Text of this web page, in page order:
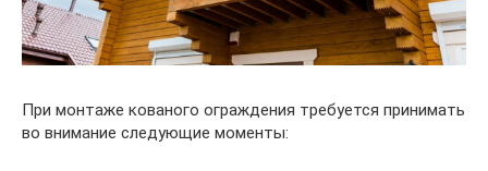
При монтаже кованого ограждения требуется принимать
во внимание следующие моменты: